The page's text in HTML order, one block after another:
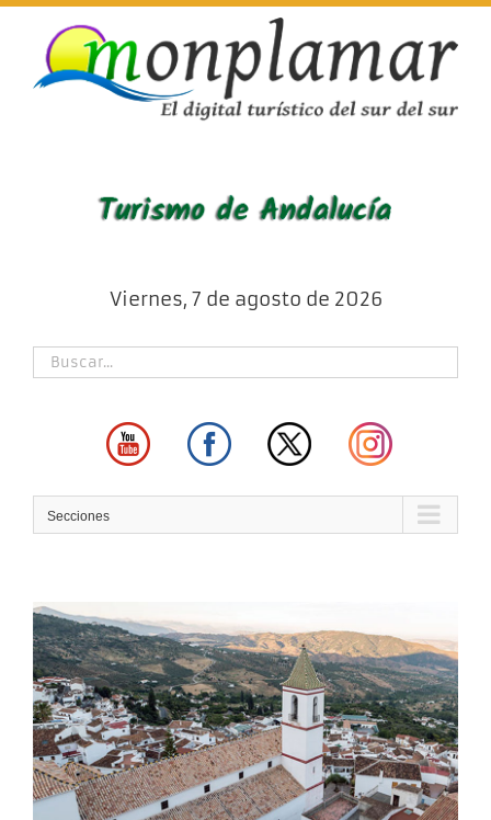
Skip
content
Viernes, 7 de agosto de 2026
Secciones